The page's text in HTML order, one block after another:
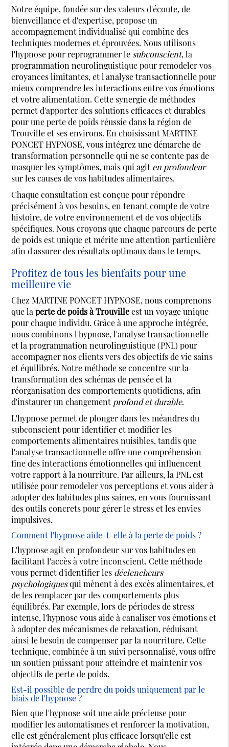
Notre équipe, fondée sur des valeurs d'écoute, de
bienveillance et d'expertise, propose un
accompagnement individualisé qui combine des
techniques modernes et éprouvées. Nous utilisons
l'hypnose pour reprogrammer le subconscient, la
programmation neurolinguistique pour remodeler vos
croyances limitantes, et l'analyse transactionnelle pour
mieux comprendre les interactions entre vos émotions
et votre alimentation. Cette synergie de méthodes
permet d'apporter des solutions efficaces et durables
pour une perte de poids réussie dans la région de
Trouville et ses environs. En choisissant MARTINE
PONCET HYPNOSE, vous intégrez une démarche de
transformation personnelle qui ne se contente pas de
masquer les symptômes, mais qui agit en profondeur
sur les causes de vos habitudes alimentaires.
Chaque consultation est conçue pour répondre
précisément à vos besoins, en tenant compte de votre
histoire, de votre environnement et de vos objectifs
spécifiques. Nous croyons que chaque parcours de perte
de poids est unique et mérite une attention particulière
afin d'assurer des résultats optimaux dans le temps.
Profitez de tous les bienfaits pour une
meilleure vie
Chez MARTINE PONCET HYPNOSE, nous comprenons
que laperte de poids à Trouvilleest un voyage unique
pour chaque individu. Grâce à une approche intégrée,
nous combinons l'hypnose, l'analyse transactionnelle
et la programmation neurolinguistique (PNL) pour
accompagner nos clients vers des objectifs de vie sains
et équilibrés. Notre méthode se concentre sur la
transformation des schémas de pensée et la
réorganisation des comportements quotidiens, afin
d'instaurer un changement profond et durable.
L'hypnose permet de plonger dans les méandres du
subconscient pour identifier et modifier les
comportements alimentaires nuisibles, tandis que
l'analyse transactionnelle offre une compréhension
fine des interactions émotionnelles qui influencent
votre rapport à la nourriture. Par ailleurs, la PNL est
utilisée pour remodeler vos perceptions et vous aider à
adopter des habitudes plus saines, en vous fournissant
des outils concrets pour gérer le stress et les envies
impulsives.
Comment l'hypnose aide-t-elle à la perte de poids ?
L'hypnose agit en profondeur sur vos habitudes en
facilitant l'accès à votre inconscient. Cette méthode
vous permet d'identifier les déclencheurs
psychologiquesqui mènent à des excès alimentaires, et
de les remplacer par des comportements plus
équilibrés. Par exemple, lors de périodes de stress
intense, l'hypnose vous aide à canaliser vos émotions et
à adopter des mécanismes de relaxation, réduisant
ainsi le besoin de compenser par la nourriture. Cette
technique, combinée à un suivi personnalisé, vous offre
un soutien puissant pour atteindre et maintenir vos
objectifs de perte de poids.
Est-il possible de perdre du poids uniquement par le
biais de l'hypnose ?
Bien que l'hypnose soit une aide précieuse pour
modifier les automatismes et renforcer la motivation,
elle est généralement plus efficace lorsqu'elle est